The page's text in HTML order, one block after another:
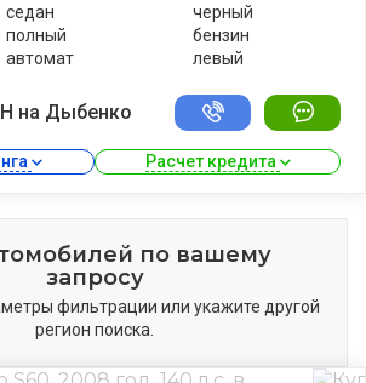
седан
полный
автомат
черный
бензин
левый
на Дыбенко
Расчет кредита
по вашему
запросу
фильтрации или укажите другой
регион поиска.